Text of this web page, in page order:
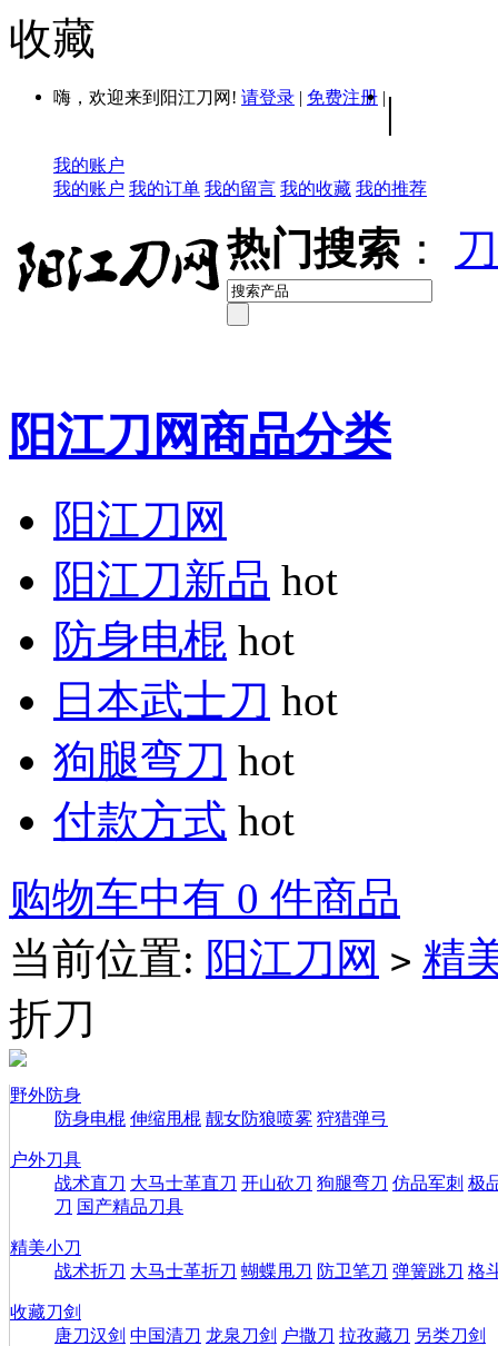
收藏
嗨，欢迎来到阳江刀网! 请登录 | 免费注册 | |
我的账户
我的账户 我的订单 我的留言 我的收藏 我的推荐
热门搜索 ：
阳江刀网商品分类
阳江刀网
阳江刀新品 hot
防身电棍 hot
日本武士刀 hot
狗腿弯刀 hot
付款方式 hot
购物车中有 0 件商品
当前位置: 阳江刀网 > 精
折刀
野外防身
防身电棍 伸缩甩棍 靓女防狼喷雾 狩猎弹弓
户外刀具
战术直刀 大马士革直刀 开山砍刀 狗腿弯刀 仿品军刺 极
刀 国产精品刀具
精美小刀
战术折刀 大马士革折刀 蝴蝶甩刀 防卫笔刀 弹簧跳刀 格
收藏刀剑
唐刀汉剑 中国清刀 龙泉刀剑 户撒刀 拉孜藏刀 另类刀剑